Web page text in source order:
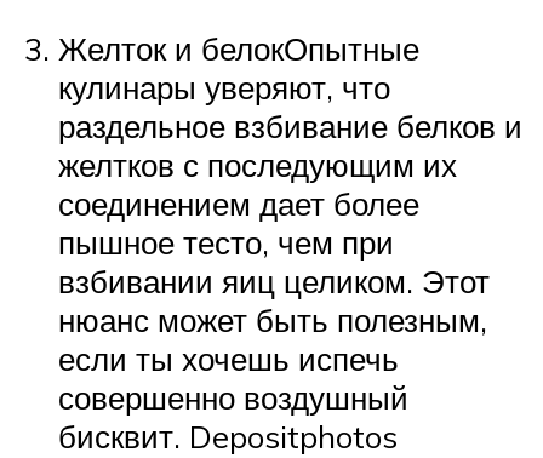
Желток и белокОпытные
кулинары уверяют, что
раздельное взбивание белков и
желтков с последующим их
соединением дает более
пышное тесто, чем при
взбивании яиц целиком. Этот
нюанс может быть полезным,
если ты хочешь испечь
совершенно воздушный
бисквит. Depositphotos